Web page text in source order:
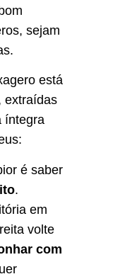
sejam
está
extraídas
íntegra
é saber
.
em
volte
com